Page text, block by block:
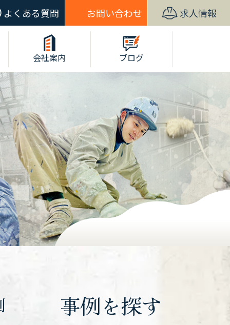
よくある質問 お問い合わせ 求人情報
会社案内 ブログ
事例を探す